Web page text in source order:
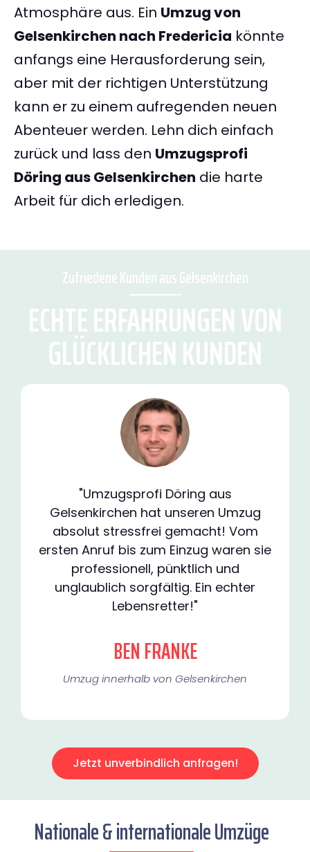
Atmosphäre aus. Ein Umzug von
Gelsenkirchen nach Fredericia könnte
anfangs eine Herausforderung sein,
aber mit der richtigen Unterstützung
kann er zu einem aufregenden neuen
Abenteuer werden. Lehn dich einfach
zurück und lass den Umzugsprofi
Döring aus Gelsenkirchen die harte
Arbeit für dich erledigen.
Zufriedene Kunden aus Gelsenkirchen
ECHTE ERFAHRUNGEN VON
GLÜCKLICHEN KUNDEN
"Umzugsprofi Döring aus
Gelsenkirchen hat unseren Umzug
absolut stressfrei gemacht! Vom
ersten Anruf bis zum Einzug waren sie
professionell, pünktlich und
unglaublich sorgfältig. Ein echter
Lebensretter!"
BEN FRANKE
Umzug innerhalb von Gelsenkirchen​
Jetzt unverbindlich anfragen!
Nationale & internationale Umzüge